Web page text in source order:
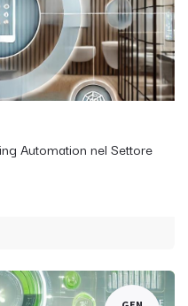
Automation nel Settore